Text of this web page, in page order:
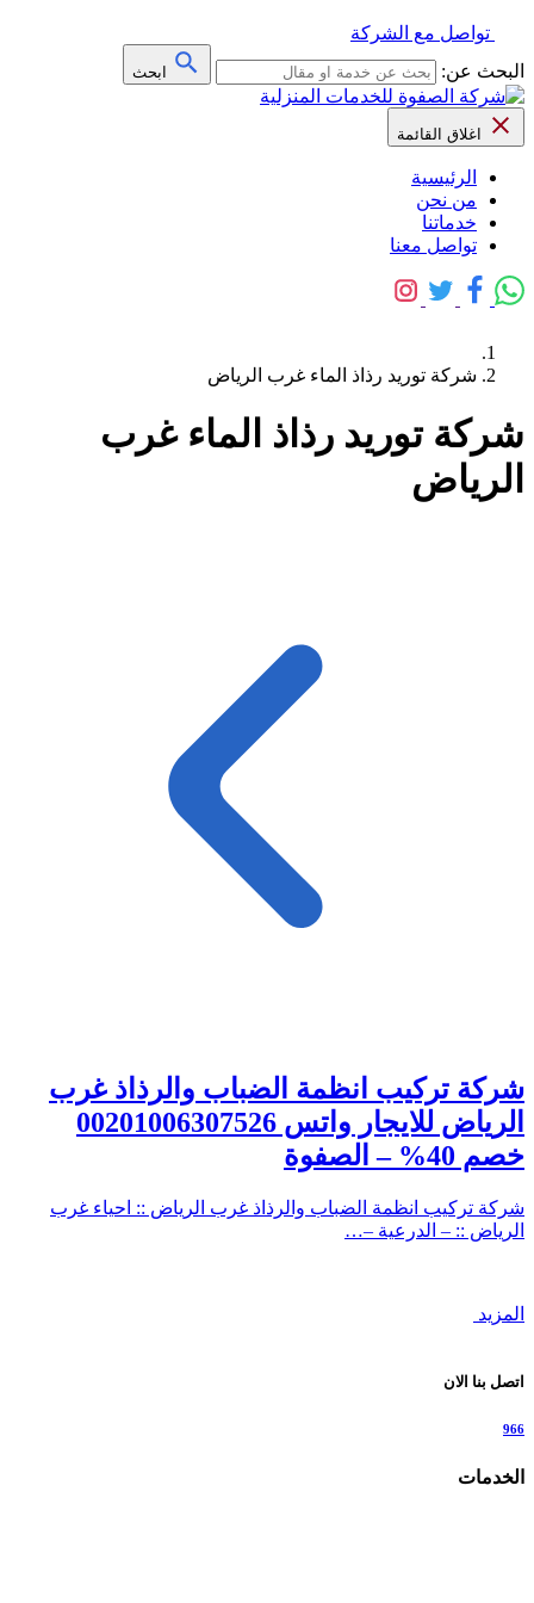
تواصل مع الشركة
البحث عن:
ابحث
اغلاق القائمة
الرئيسية
من نحن
خدماتنا
تواصل معنا
شركة توريد رذاذ الماء غرب الرياض
شركة توريد رذاذ الماء غرب
الرياض
شركة تركيب انظمة الضباب والرذاذ غرب
الرياض للايجار واتس 00201006307526
خصم 40% – الصفوة
شركة تركيب انظمة الضباب والرذاذ غرب الرياض :: احياء غرب
الرياض :: – الدرعية –…
المزيد
اتصل بنا الان
966
الخدمات